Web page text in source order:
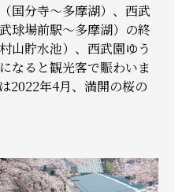
国分寺～多摩湖）、西武
球場前駅～多摩湖）の終
山貯水池）、西武園ゆう
なると観光客で賑わいま
2022年4月、満開の桜の